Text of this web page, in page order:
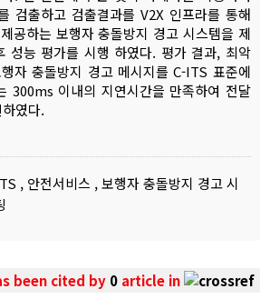
검출하고 검출결과를 V2X 인프라를 통해
공하는 보행자 충돌방지 경고 시스템을 제
성능 평가를 시행 하였다. 평가 결과, 최악
자 충돌방지 경고 메시지를 C-ITS 표준에
300ms 이내의 지연시간을 만족하여 전달
였다.
, 안전서비스 ,보행자 충돌방지 경고 시
been cited by 0 article in